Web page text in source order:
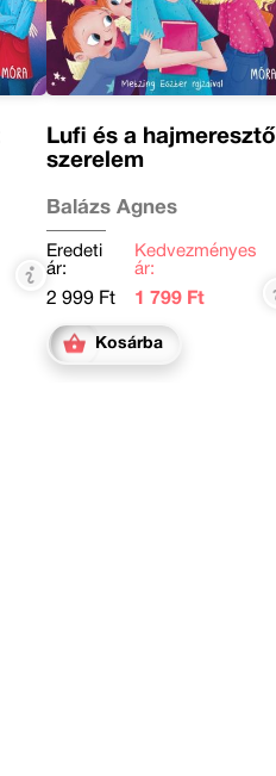
Lufi és a hajmeresztő
szerelem
Balázs Ágnes
Eredeti
ár:
2 999 Ft
Kedvezményes
ár:
1 799 Ft
Kosárba